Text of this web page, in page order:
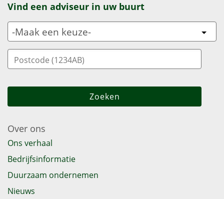
Vind een adviseur in uw buurt
Over ons
Ons verhaal
Bedrijfsinformatie
Duurzaam ondernemen
Nieuws